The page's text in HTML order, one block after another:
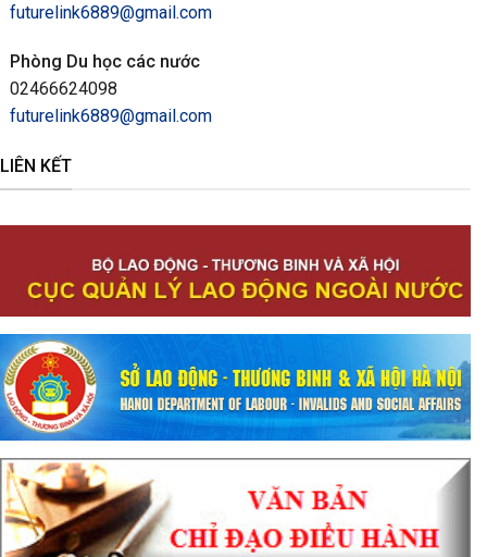
futurelink6889@gmail.com
Phòng Du học các nước
02466624098
futurelink6889@gmail.com
LIÊN KẾT